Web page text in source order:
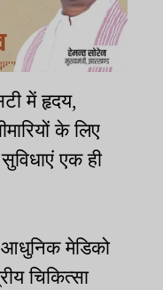
में हृदय,
के लिए
एक ही
आधुनिक मेडिको
चिकित्सा